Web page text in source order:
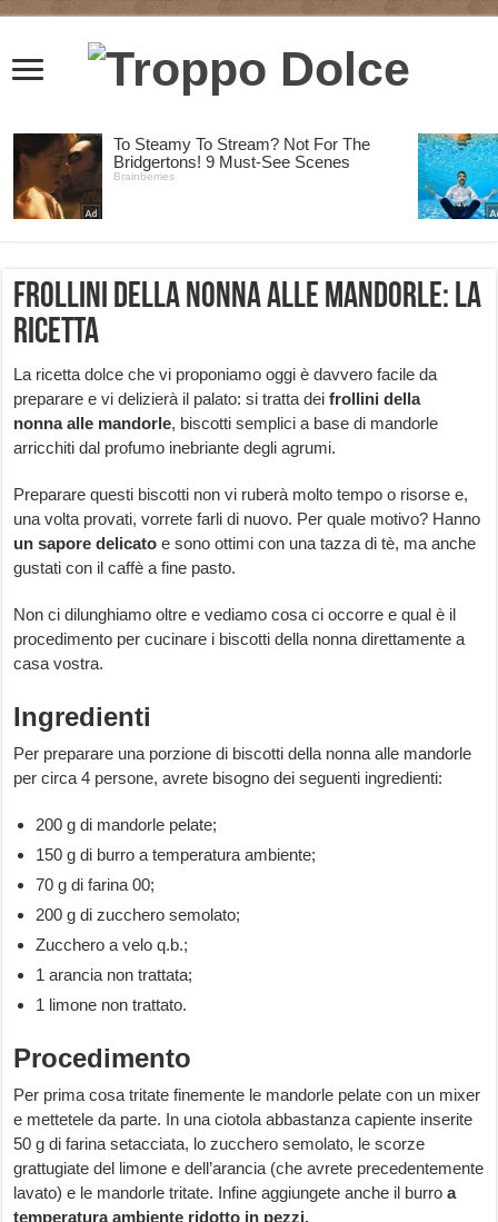
Frollini della nonna alle mandorle: la
ricetta
La ricetta dolce che vi proponiamo oggi è davvero facile da
preparare e vi delizierà il palato: si tratta deifrollini della
nonna alle mandorle, biscotti semplici a base di mandorle
arricchiti dal profumo inebriante degli agrumi.
Preparare questi biscotti non vi ruberà molto tempo o risorse e,
una volta provati, vorrete farli di nuovo. Per quale motivo? Hanno
un sapore delicato e sono ottimi con una tazza di tè, ma anche
gustati con il caffè a fine pasto.
Non ci dilunghiamo oltre e vediamo cosa ci occorre e qual è il
procedimento per cucinare i biscotti della nonna direttamente a
casa vostra.
Ingredienti
Per preparare una porzione di biscotti della nonna alle mandorle
per circa 4 persone, avrete bisogno dei seguenti ingredienti:
200 g di mandorle pelate;
150 g di burro a temperatura ambiente;
70 g di farina 00;
200 g di zucchero semolato;
Zucchero a velo q.b.;
1 arancia non trattata;
1 limone non trattato.
Procedimento
Per prima cosa tritate finemente le mandorle pelate con un mixer
e mettetele da parte. In una ciotola abbastanza capiente inserite
50 g di farina setacciata, lo zucchero semolato, le scorze
grattugiate del limone e dell’arancia (che avrete precedentemente
lavato) e le mandorle tritate. Infine aggiungete anche il burroa
temperatura ambiente ridotto in pezzi.